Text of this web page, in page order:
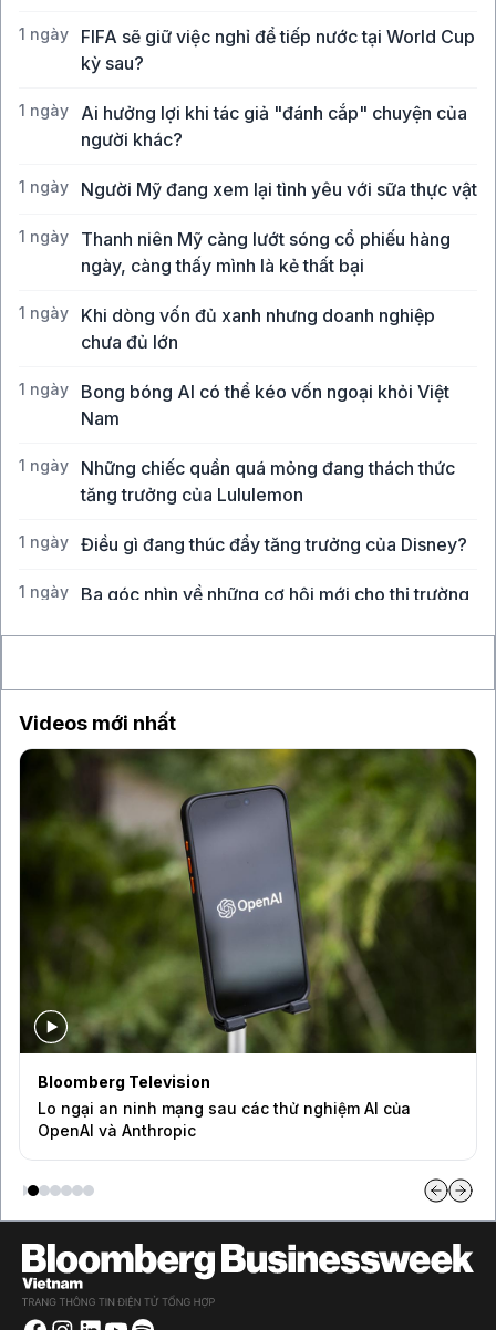
1 ngày
FIFA sẽ giữ việc nghỉ để tiếp nước tại World Cup
kỳ sau?
1 ngày
Ai hưởng lợi khi tác giả "đánh cắp" chuyện của
người khác?
1 ngày Người Mỹ đang xem lại tình yêu với sữa thực vật
1 ngày
Thanh niên Mỹ càng lướt sóng cổ phiếu hàng
ngày, càng thấy mình là kẻ thất bại
1 ngày
Khi dòng vốn đủ xanh nhưng doanh nghiệp
chưa đủ lớn
1 ngày
Bong bóng AI có thể kéo vốn ngoại khỏi Việt
Nam
1 ngày
Những chiếc quần quá mỏng đang thách thức
tăng trưởng của Lululemon
1 ngày Điều gì đang thúc đẩy tăng trưởng của Disney?
1 ngày
Ba góc nhìn về những cơ hội mới cho thị trường
Videos mới nhất
Bloomberg Television
Lo ngại an ninh mạng sau các thử nghiệm AI của
OpenAI và Anthropic